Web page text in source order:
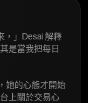
，」Desai 解釋
是當我把每日
她的心態才開始
上關於交易心